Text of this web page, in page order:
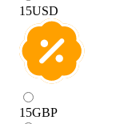
15USD
15GBP